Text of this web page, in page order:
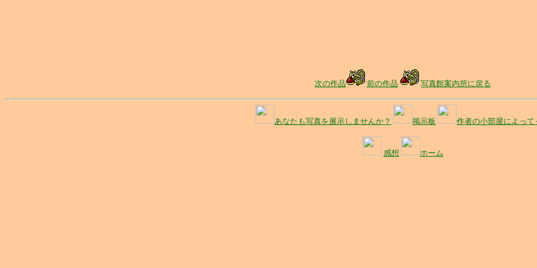
次の作品 前の作品 写真館案内所に戻る
あなたも写真を展示しませんか？ 掲示板 作者の小部屋によって
感想 ホーム